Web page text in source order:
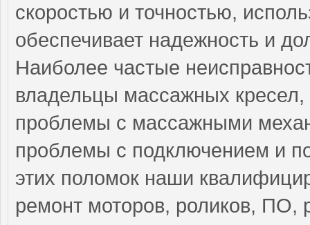
скоростью и точностью,
обеспечивает надежность и
Наиболее частые
владельцы массажных кресел,
проблемы с массажными
проблемы с подключением и
этих поломок наши
ремонт моторов, роликов, ПО,